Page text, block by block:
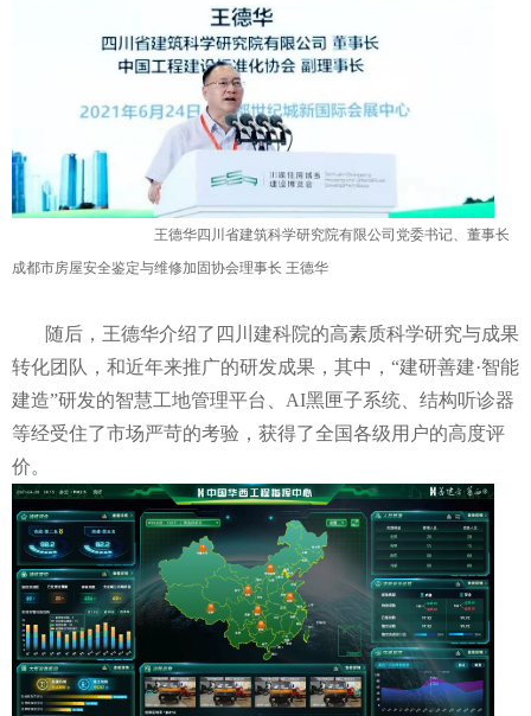
王德华四川省建筑科学研究院有限公司党委书记、董事长
成都市房屋安全鉴定与维修加固协会理事长 王德华
随后，王德华介绍了四川建科院的高素质科学研究与成果
转化团队，和近年来推广的研发成果，其中，“建研善建·智能
建造”研发的智慧工地管理平台、AI黑匣子系统、结构听诊器
等经受住了市场严苛的考验，获得了全国各级用户的高度评
价。